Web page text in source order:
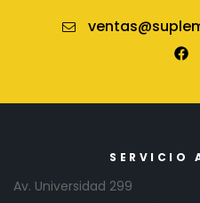
SERVICIO
Av. Universidad 299